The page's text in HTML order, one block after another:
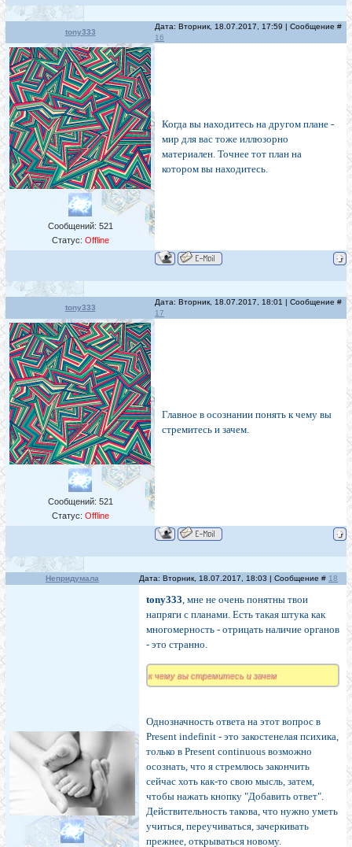
tony333
Дата: Вторник, 18.07.2017, 17:59 | Сообщение #
16
Сообщений: 521
Статус: Offline
Когда вы находитесь на другом плане -
мир для вас тоже иллюзорно
материален. Точнее тот план на
котором вы находитесь.
tony333
Дата: Вторник, 18.07.2017, 18:01 | Сообщение #
17
Сообщений: 521
Статус: Offline
Главное в осознании понять к чему вы
стремитесь и зачем.
Непридумала Дата: Вторник, 18.07.2017, 18:03 | Сообщение # 18
tony333, мне не очень понятны твои
напряги с планами. Есть такая штука как
многомерность - отрицать наличие органов
- это странно.
к чему вы стремитесь и зачем
Однозначность ответа на этот вопрос в
Present indefinit - это закостенелая психика,
только в Present continuous возможно
осознать, что я стремлюсь закончить
сейчас хоть как-то свою мысль, затем,
чтобы нажать кнопку "Добавить ответ".
Действительность такова, что нужно уметь
учиться, переучиваться, зачеркивать
прежнее, открываться новому.